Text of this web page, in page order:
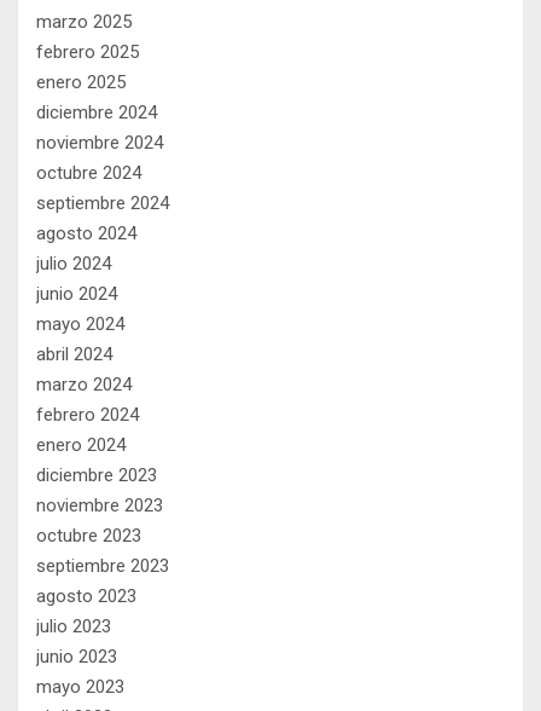
marzo 2025
febrero 2025
enero 2025
diciembre 2024
noviembre 2024
octubre 2024
septiembre 2024
agosto 2024
julio 2024
junio 2024
mayo 2024
abril 2024
marzo 2024
febrero 2024
enero 2024
diciembre 2023
noviembre 2023
octubre 2023
septiembre 2023
agosto 2023
julio 2023
junio 2023
mayo 2023